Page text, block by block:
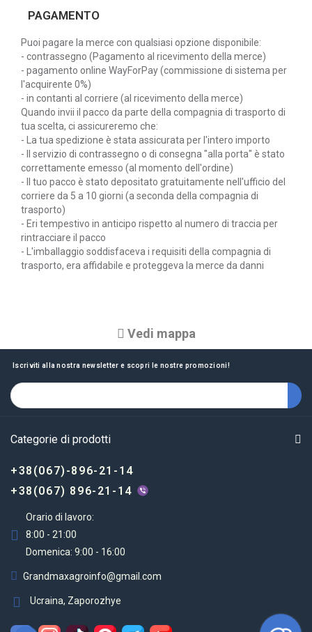
PAGAMENTO
Puoi pagare la merce con qualsiasi opzione disponibile:
- contrassegno (Pagamento al ricevimento della merce)
- pagamento online WayForPay (commissione di sistema per
l'acquirente 0%)
- in contanti al corriere (al ricevimento della merce)
Quando invii il pacco da parte della compagnia di trasporto di
tua scelta, ci assicureremo che:
- La tua spedizione è stata assicurata per l'intero importo
- Il servizio di contrassegno o di consegna "alla porta" è stato
correttamente emesso (al momento dell'ordine)
- Il tuo pacco è stato depositato gratuitamente nell'ufficio del
corriere da 5 a 10 giorni (a seconda della compagnia di
trasporto)
- Eri tempestivo in anticipo rispetto al numero di traccia per
rintracciare il pacco
- L'imballaggio soddisfaceva i requisiti della compagnia di
trasporto, era affidabile e proteggeva la merce da danni
Vedi mappa
Iscriviti alla nostra newsletter e scopri le nostre promozioni!
Categorie di prodotti
+38(067)-896-21-14
+38(067) 896-21-14
Orario di lavoro:
8:00 - 21:00
Domenica: 9:00 - 16:00
Grandmaxagroinfo@gmail.com
Ucraina, Zaporozhye